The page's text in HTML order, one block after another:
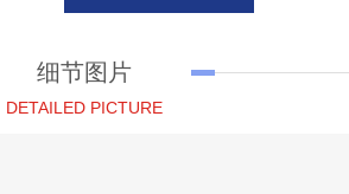
细节图片
DETAILED PICTURE